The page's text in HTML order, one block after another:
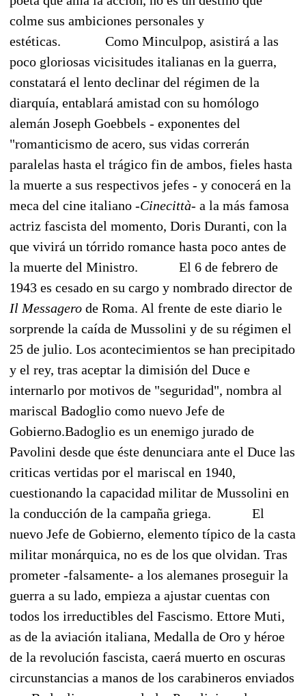
colme sus ambiciones personales y
estéticas.
Como Minculpop, asistirá a las
poco gloriosas vicisitudes italianas en la guerra,
constatará el lento declinar del régimen de la
diarquía, entablará amistad con su homólogo
alemán Joseph Goebbels - exponentes del
"romanticismo de acero, sus vidas correrán
paralelas hasta el trágico fin de ambos, fieles hasta
la muerte a sus respectivos jefes - y conocerá en la
meca del cine italiano -Cinecittà- a la más famosa
actriz fascista del momento, Doris Duranti, con la
que vivirá un tórrido romance hasta poco antes de
la muerte del Ministro.
El 6 de febrero de
1943 es cesado en su cargo y nombrado director de
Il Messagero de Roma. Al frente de este diario le
sorprende la caída de Mussolini y de su régimen el
25 de julio. Los acontecimientos se han precipitado
y el rey, tras aceptar la dimisión del Duce e
internarlo por motivos de "seguridad", nombra al
mariscal Badoglio como nuevo Jefe de
Gobierno.Badoglio es un enemigo jurado de
Pavolini desde que éste denunciara ante el Duce las
criticas vertidas por el mariscal en 1940,
cuestionando la capacidad militar de Mussolini en
la conducción de la campaña griega.
El
nuevo Jefe de Gobierno, elemento típico de la casta
militar monárquica, no es de los que olvidan. Tras
prometer -falsamente- a los alemanes proseguir la
guerra a su lado, empieza a ajustar cuentas con
todos los irreductibles del Fascismo. Ettore Muti,
as de la aviación italiana, Medalla de Oro y héroe
de la revolución fascista, caerá muerto en oscuras
circunstancias a manos de los carabineros enviados